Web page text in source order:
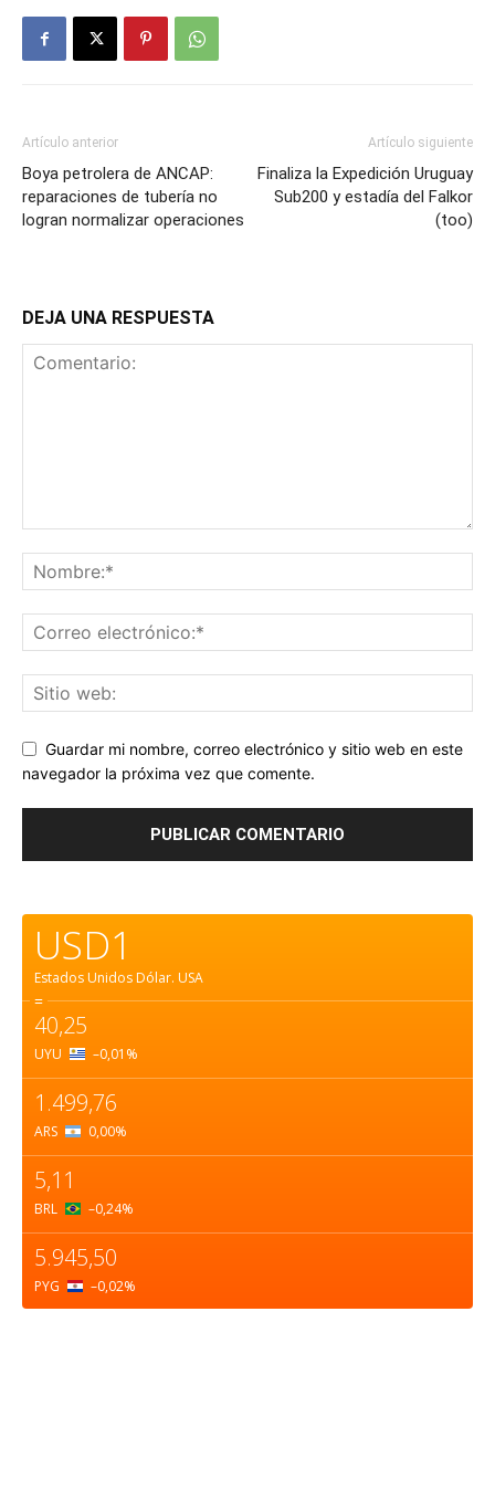
Artículo anterior
Boya petrolera de ANCAP:
reparaciones de tubería no
logran normalizar operaciones
Artículo siguiente
Finaliza la Expedición Uruguay
Sub200 y estadía del Falkor
(too)
DEJA UNA RESPUESTA
Guardar mi nombre, correo electrónico y sitio web en este
navegador la próxima vez que comente.
USD1
Estados Unidos Dólar. USA
=
40,25
UYU –0,01 %
1.499,76
ARS 0,00%
5,11
BRL –0,24%
5.945,50
PYG –0,02%